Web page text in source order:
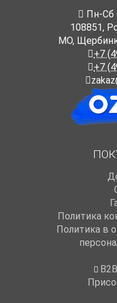
Пн-Cб
108851,
МО,
+7
+7
Политика
Политика в